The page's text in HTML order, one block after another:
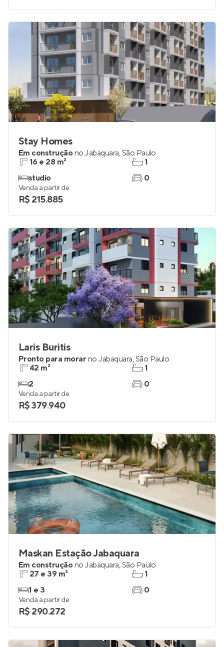
Stay Homes
Em construçãono Jabaquara,São Paulo
16 e 28 m²
studio
1
0
Venda a partir de
R$ 215.885
Laris Buritis
Pronto para morar no Jabaquara,São Paulo
42 m²
2
1
0
Venda a partir de
R$ 379.940
Maskan Estação Jabaquara
Em construçãono Jabaquara,São Paulo
27 e 39 m²
1 e 3
1
0
Venda a partir de
R$ 290.272